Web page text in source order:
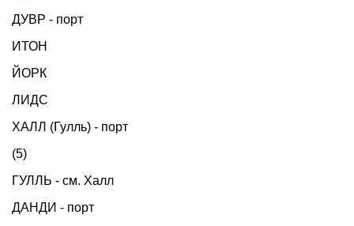
ДУВР - порт
ИТОН
ЙОРК
ЛИДС
ХАЛЛ (Гулль) - порт
(5)
ГУЛЛЬ - см. Халл
ДАНДИ - порт